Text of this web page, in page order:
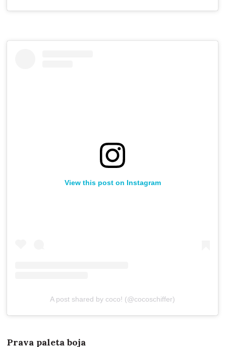
View this post on Instagram
A post shared by coco! (@cocoschiffer)
Prava paleta boja